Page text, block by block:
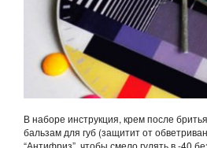
В наборе инструкция, крем после
бальзам для губ (защитит от
“Антифриз”, чтобы смело гулять в -40